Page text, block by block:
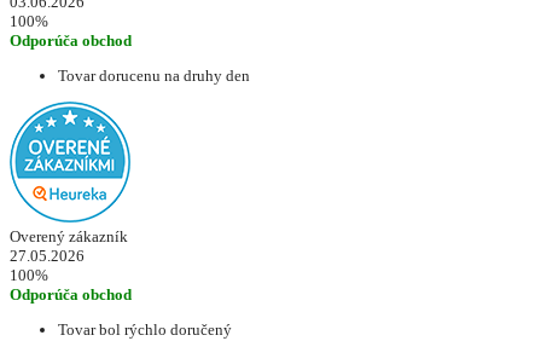
100%
Odporúča obchod
Tovar dorucenu na druhy den
Overený zákazník
27.05.2026
100%
Odporúča obchod
Tovar bol rýchlo doručený